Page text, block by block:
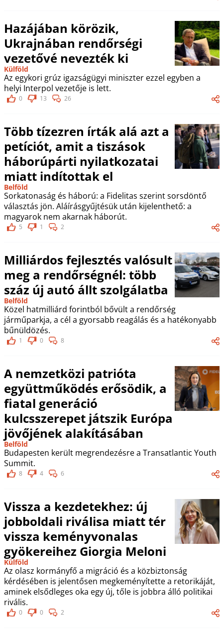
Hazájában körözik,
Ukrajnában rendőrségi
vezetővé nevezték ki
Külföld
Az egykori grúz igazságügyi miniszter ezzel egyben a
helyi Interpol vezetője is lett.
0 13 26
Több tízezren írták alá azt a
petíciót, amit a tiszások
háborúpárti nyilatkozatai
miatt indítottak el
Belföld
Sorkatonaság és háború: a Fidelitas szerint sorsdöntő
választás jön. Aláírásgyűjtésük után kijelenthető: a
magyarok nem akarnak háborút.
5 1 2
Milliárdos fejlesztés valósult
meg a rendőrségnél: több
száz új autó állt szolgálatba
Belföld
Közel hatmilliárd forintból bővült a rendőrség
járműparkja, a cél a gyorsabb reagálás és a hatékonyabb
bűnüldözés.
1 0 8
A nemzetközi patrióta
együttműködés erősödik, a
fiatal generáció
kulcsszerepet játszik Európa
jövőjének alakításában
Belföld
Budapesten került megrendezésre a Transatlantic Youth
Summit.
8 4 6
Vissza a kezdetekhez: új
jobboldali riválisa miatt tér
vissza keményvonalas
gyökereihez Giorgia Meloni
Külföld
Az olasz kormányfő a migráció és a közbiztonság
kérdésében is jelentősen megkeményítette a retorikáját,
aminek elsődleges oka egy új, tőle is jobbra álló politikai
rivális.
0 0 2